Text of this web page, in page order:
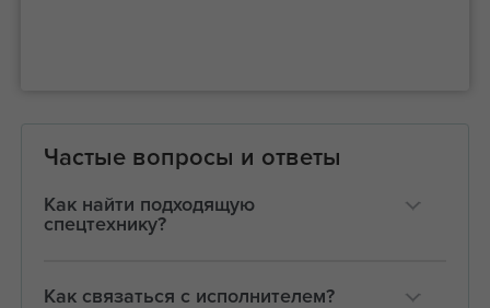
Частые вопросы и ответы
Как найти подходящую
спецтехнику?
Как связаться с исполнителем?